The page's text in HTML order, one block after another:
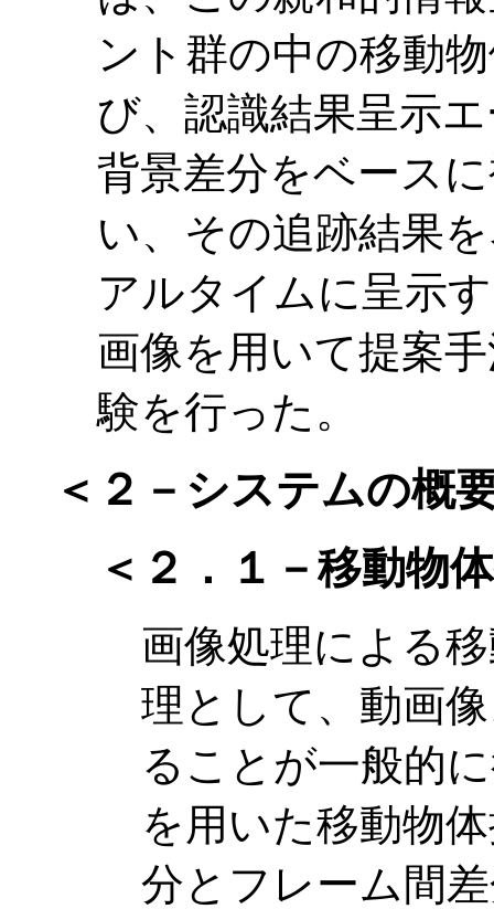
ント群の中の移動
び、認識結果呈示
背景差分をベース
い、その追跡結果
アルタイムに呈示
画像を用いて提案
験を行った。
＜２－システムの概
＜２．１－移動物
画像処理による
理として、動画
ることが一般的
を用いた移動物
分とフレーム間